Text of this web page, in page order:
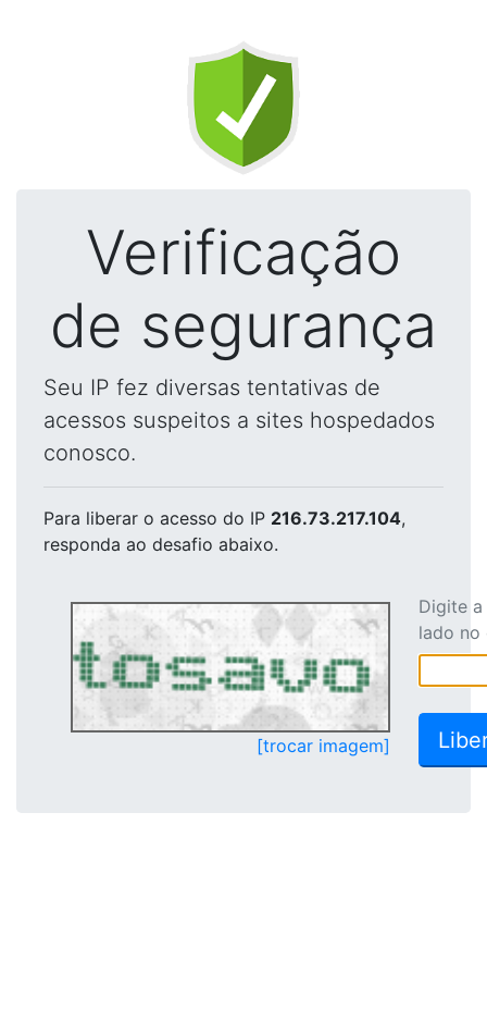
Verificação
de segurança
Seu IP fez diversas tentativas de
acessos suspeitos a sites hospedados
conosco.
Para liberar o acesso do IP 216.73.217.104,
responda ao desafio abaixo.
[trocar imagem]
Digite
lado no